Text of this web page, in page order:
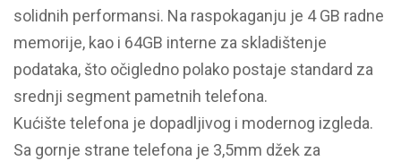
solidnih performansi. Na raspokaganju je 4 GB radne
memorije, kao i 64GB interne za skladištenje
podataka, što očigledno polako postaje standard za
srednji segment pametnih telefona.
Kućište telefona je dopadljivog i modernog izgleda.
Sa gornje strane telefona je 3,5mm džek za